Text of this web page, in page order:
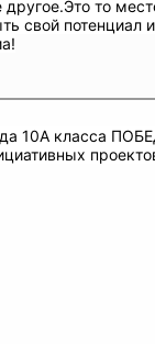
другое.Это то
свой потенциал и
10А класса